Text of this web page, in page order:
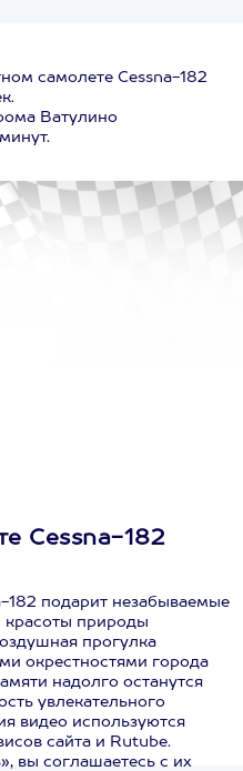
самолете Cessna-182
Ватулино
Cessna-182
182 подарит незабываемые
красоты природы
прогулка
окрестностями города
надолго останутся
увлекательного
видео используются
сайта и Rutube.
вы соглашаетесь с их